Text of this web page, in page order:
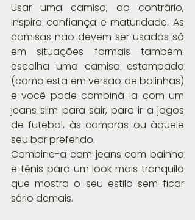
Usar uma camisa, ao contrário,
inspira confiança e maturidade. As
camisas não devem ser usadas só
em situações formais também:
escolha uma camisa estampada
(como esta em versão de bolinhas)
e você pode combiná-la com um
jeans slim para sair, para ir a jogos
de futebol, às compras ou àquele
seu bar preferido.
Combine-a com jeans com bainha
e tênis para um look mais tranquilo
que mostra o seu estilo sem ficar
sério demais.